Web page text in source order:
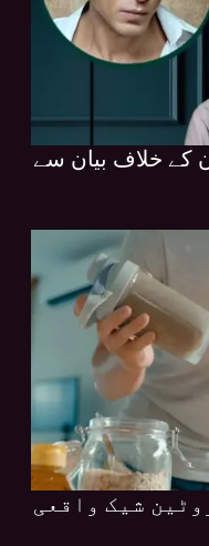
کے خلاف بیان سے
شیک واقعی